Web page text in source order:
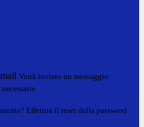
Verrà inviato un messaggio
Effettua il reset della password